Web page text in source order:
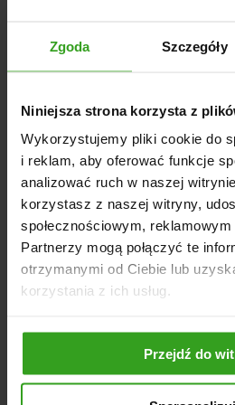
Zgoda Szczegóły
Niniejsza strona korzysta z
Wykorzystujemy pliki cookie do
i reklam, aby oferować funkcje
analizować ruch w naszej
korzystasz z naszej witryny,
społecznościowym,
Partnerzy mogą połączyć te
otrzymanymi od Ciebie lub
korzystania z ich usług.
Przejdź do
Grubość blachy: 3 mm
Długość gumy zgarniającej: 8 cm
Masa: 24 kg
Mocowanie: Uniwersalne
Malowanie: Proszkowe
NASI KLIENCI WYBIERALI